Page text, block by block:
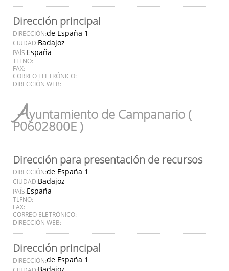
Dirección principal
DIRECCIÓN:de España 1
CIUDAD:Badajoz
PAÍS:España
TLFNO:
FAX:
CORREO ELETRÓNICO:
DIRECCIÓN WEB:
Ayuntamiento de Campanario (
P0602800E )
Dirección para presentación de recursos
DIRECCIÓN:de España 1
CIUDAD:Badajoz
PAÍS:España
TLFNO:
FAX:
CORREO ELETRÓNICO:
DIRECCIÓN WEB:
Dirección principal
DIRECCIÓN:de España 1